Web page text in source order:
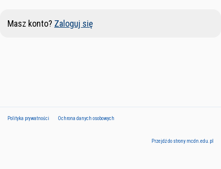
Masz konto? Zaloguj się
Polityka prywatności Ochrona danych osobowych
Przejdź do strony mcdn.edu.pl